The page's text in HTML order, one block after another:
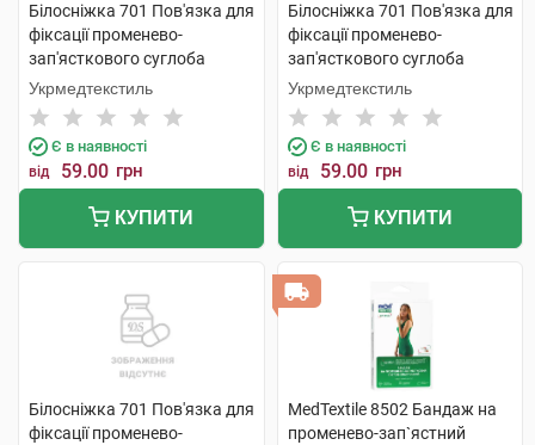
Білосніжка 701 Пов'язка для
фіксації променево-
зап'ясткового суглоба
розмір 2 (17-18см) 1 шт
Укрмедтекстиль
Є в наявності
від 59.00 грн
КУПИТИ
Білосніжка 701 Пов'язка для
фіксації променево-
зап'ясткового суглоба
розмір 3 (19-20см) 1 шт
Укрмедтекстиль
Є в наявності
від 59.00 грн
КУПИТИ
Білосніжка 701 Пов'язка для
фіксації променево-
MedTextile 8502 Бандаж на
променево-зап`ястний